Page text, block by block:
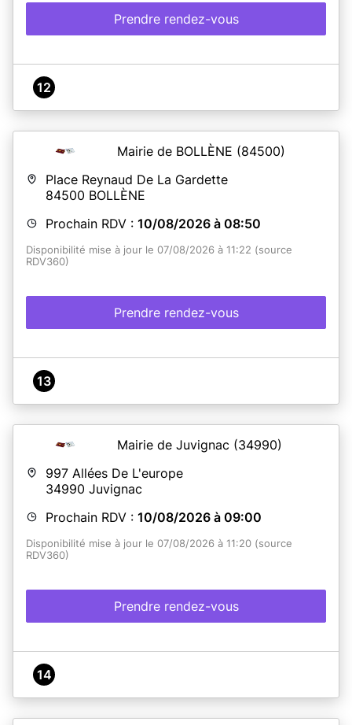
Prendre rendez-vous
12
Mairie de BOLLÈNE (84500)
Place Reynaud De La Gardette
84500 BOLLÈNE
Prochain RDV : 10/08/2026 à 08:50
Disponibilité mise à jour le 07/08/2026 à 11:22 (source
RDV360)
Prendre rendez-vous
13
Mairie de Juvignac (34990)
997 Allées De L'europe
34990 Juvignac
Prochain RDV : 10/08/2026 à 09:00
Disponibilité mise à jour le 07/08/2026 à 11:20 (source
RDV360)
Prendre rendez-vous
14